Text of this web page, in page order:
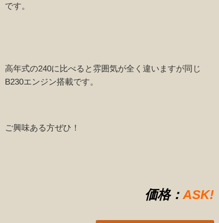
です。
高年式の240に比べると雰囲気が全く違いますが同じ
B230エンジン搭載です。
ご興味ある方ぜひ！
価格：ASK!